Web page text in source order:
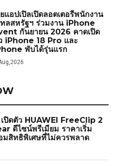
ยแอปเปิลเปิดลอตเตอรีพนักงาน
ทลสหรัฐฯ ร่วมงาน iPhone
กันยายน 2026 คาดเปิด
iPhone 18 Pro และ
พับได้รุ่นแรก
ปิดตัว HUAWEI FreeClip 2
ดีไซน์พรีเมียม ราคาเริ่ม
สิทธิพิเศษที่ไม่ควรพลาด